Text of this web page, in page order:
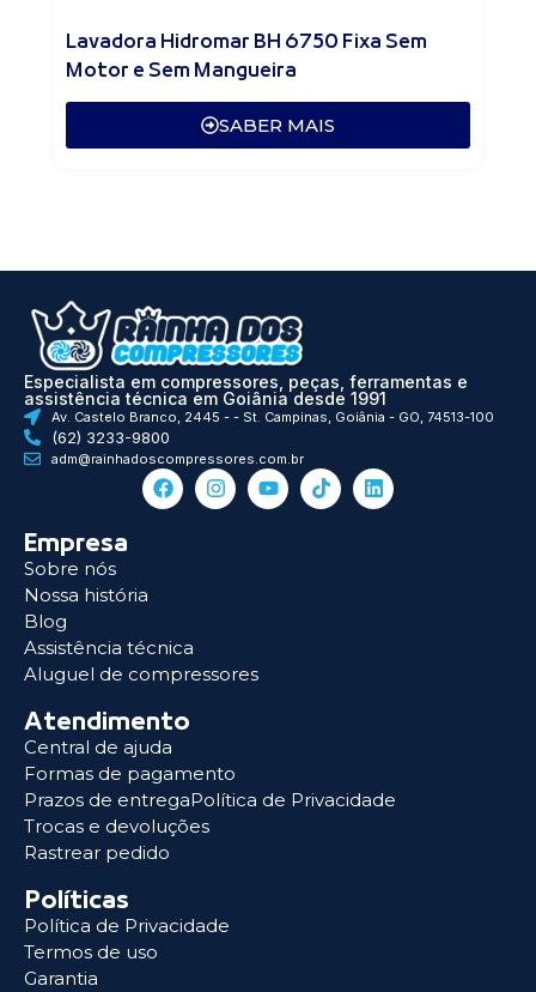
Lavadora Hidromar BH 6750 Fixa Sem
Motor e Sem Mangueira
SABER MAIS
Especialista em compressores, peças, ferramentas e
assistência técnica em Goiânia desde 1991
Av. Castelo Branco, 2445 - - St. Campinas, Goiânia - GO, 74513-100
(62) 3233-9800
adm@rainhadoscompressores.com.br
Empresa
Sobre nós
Nossa história
Blog
Assistência técnica
Aluguel de compressores
Atendimento
Central de ajuda
Formas de pagamento
Prazos de entregaPolítica de Privacidade
Trocas e devoluções
Rastrear pedido
Políticas
Política de Privacidade
Termos de uso
Garantia